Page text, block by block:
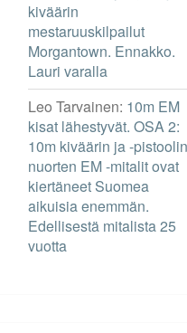
kiväärin
mestaruuskilpailut
Morgantown. Ennakko.
Lauri varalla
Leo Tarvainen: 10m EM
kisat lähestyvät. OSA 2:
10m kiväärin ja -pistoolin
nuorten EM -mitalit ovat
kiertäneet Suomea
aikuisia enemmän.
Edellisestä mitalista 25
vuotta